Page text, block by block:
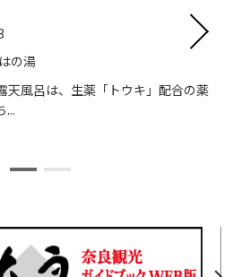
の湯
天風呂は、生薬「トウキ」配合の薬
...